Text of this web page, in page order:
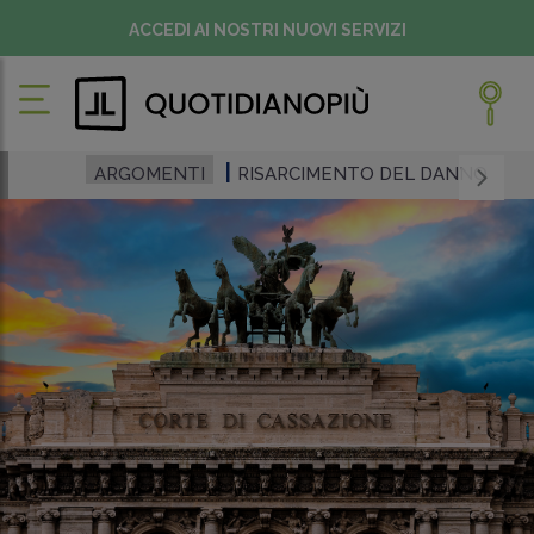
ACCEDI AI NOSTRI NUOVI SERVIZI
ARGOMENTI RISARCIMENTO DEL DANNO